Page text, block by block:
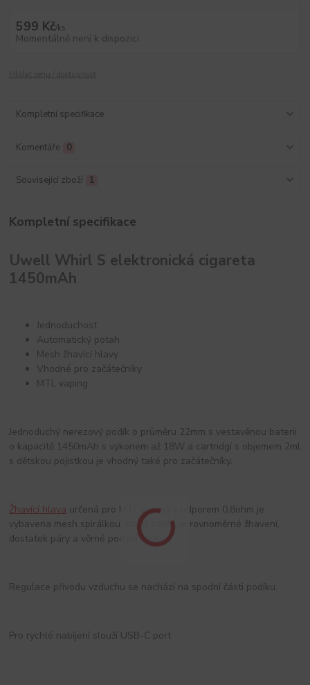
599 Kč/ks
Momentálně není k dispozici
Kompletní specifikace
Komentáře 0
Související zboží 1
Kompletní specifikace
Uwell Whirl S elektronická cigareta
1450mAh
Jednoduchost
Automatický potah
Mesh žhavící hlavy
Vhodné pro začátečníky
MTL vaping
Jednoduchý nerezový podík o průměru 22mm s vestavěnou baterii
o kapacitě 1450mAh s výkonem až 18W a cartridgí s objemem 2ml
s dětskou pojistkou je vhodný také pro začátečníky.
Žhavící hlava určená pro MTL vaping s odporem 0,8ohm je
vybavena mesh spirálkou, která zajišťuje rovnoměrné žhavení,
dostatek páry a věrné podání chuti.
Regulace přívodu vzduchu se nachází na spodní části podíku.
Pro rychlé nabíjení slouží USB-C port.